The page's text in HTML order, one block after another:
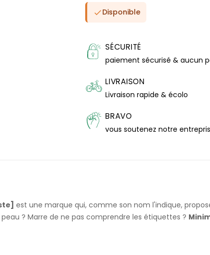
Disponible
SÉCURITÉ
paiement sécurisé & aucun
LIVRAISON
Livraison rapide & écolo
BRAVO
vous soutenez notre
est une marque qui, comme son nom l'indique,
? Marre de ne pas comprendre les étiquettes ?